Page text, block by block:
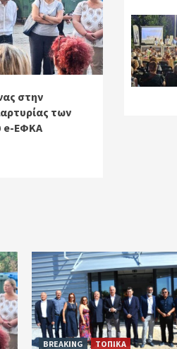
στην
των
e-ΕΦΚΑ
BREAKING ΤΟΠΙΚΑ